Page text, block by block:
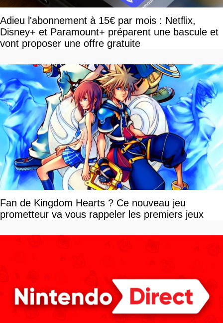
Adieu l'abonnement à 15€ par mois : Netflix,
Disney+ et Paramount+ préparent une bascule et
vont proposer une offre gratuite
Fan de Kingdom Hearts ? Ce nouveau jeu
prometteur va vous rappeler les premiers jeux